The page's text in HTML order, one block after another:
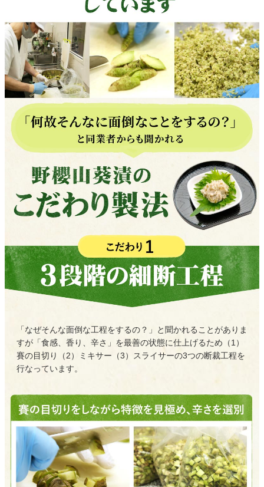
「なぜそんな面倒な工程をするの？」と聞かれることがありま
すが「食感、香り、辛さ」を最善の状態に仕上げるため（1）
賽の目切り（2）ミキサー（3）スライサーの3つの断裁工程を
行なっています。